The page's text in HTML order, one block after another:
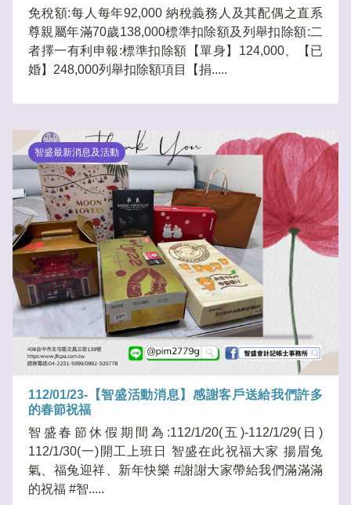
免稅額:每人每年92,000 納稅義務人及其配偶之直系
尊親屬年滿70歲138,000標準扣除額及列舉扣除額:二
者擇一有利申報:標準扣除額【單身】124,000、【已
婚】248,000列舉扣除額項目【捐.....
智盛最新消息及活動
112/01/23-【智盛活動消息】感謝客戶送給我們許多
的春節祝福
智盛春節休假期間為:112/1/20(五)-112/1/29(日)
112/1/30(一)開工上班日 智盛在此祝福大家 揚眉兔
氣、福兔迎祥、新年快樂 #謝謝大家帶給我們滿滿滿
的祝福 #智.....